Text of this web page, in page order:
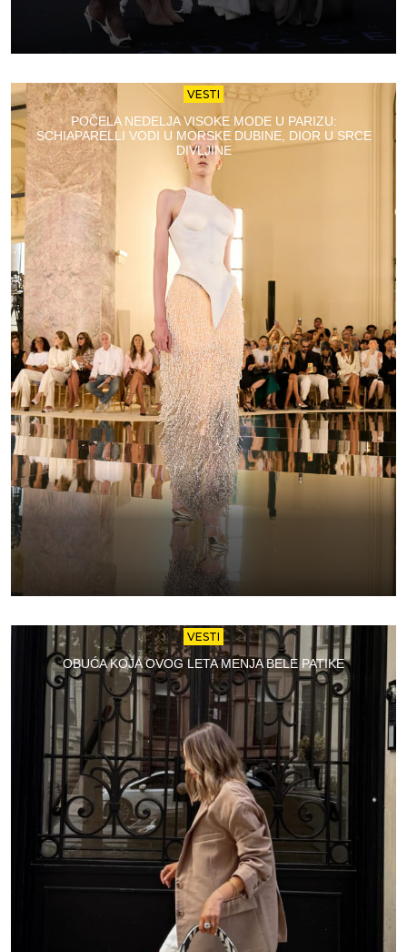
VESTI
POČELA NEDELJA VISOKE MODE U PARIZU:
SCHIAPARELLI VODI U MORSKE DUBINE, DIOR U SRCE
DIVLJINE
VESTI
OBUĆA KOJA OVOG LETA MENJA BELE PATIKE